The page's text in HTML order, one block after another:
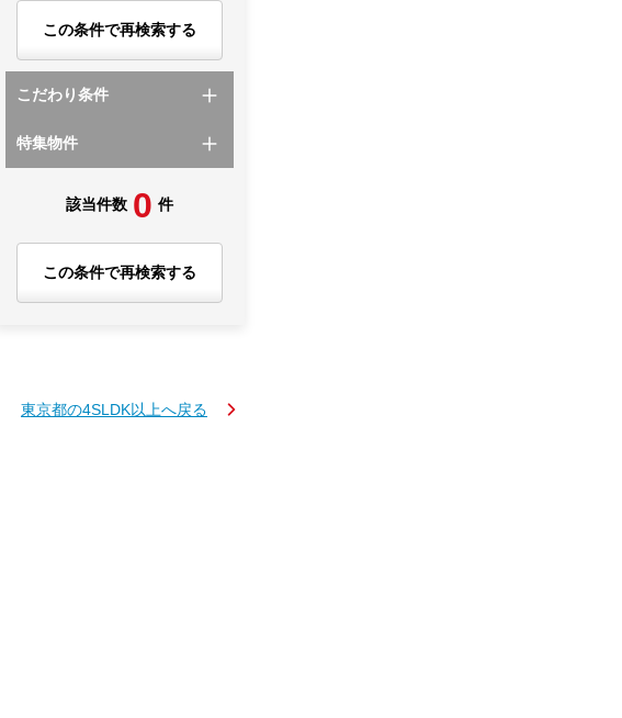
この条件で再検索する
こだわり条件
特集物件
該当件数 0 件
この条件で再検索する
東京都の4SLDK以上へ戻る